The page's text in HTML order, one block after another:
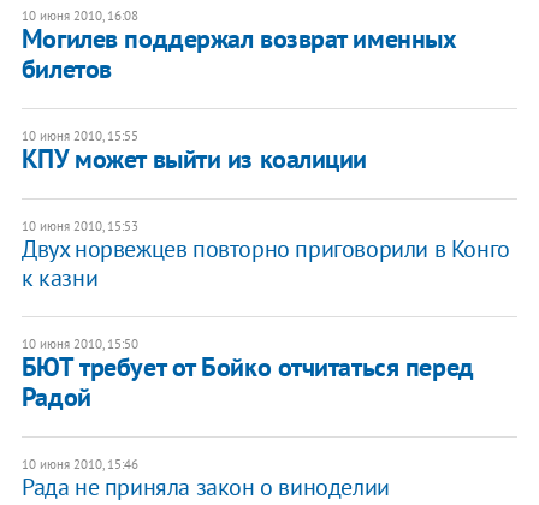
10 июня 2010, 16:08
Могилев поддержал возврат именных
билетов
10 июня 2010, 15:55
КПУ может выйти из коалиции
10 июня 2010, 15:53
Двух норвежцев повторно приговорили в Конго
к казни
10 июня 2010, 15:50
БЮТ требует от Бойко отчитаться перед
Радой
10 июня 2010, 15:46
Рада не приняла закон о виноделии